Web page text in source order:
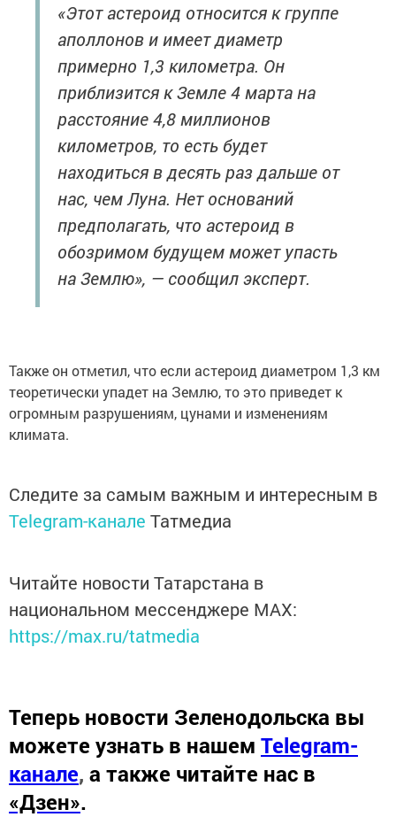
«Этот астероид относится к группе
аполлонов и имеет диаметр
примерно 1,3 километра. Он
приблизится к Земле 4 марта на
расстояние 4,8 миллионов
километров, то есть будет
находиться в десять раз дальше от
нас, чем Луна. Нет оснований
предполагать, что астероид в
обозримом будущем может упасть
на Землю», — сообщил эксперт.
Также он отметил, что если астероид диаметром 1,3 км
теоретически упадет на Землю, то это приведет к
огромным разрушениям, цунами и изменениям
климата.
Следите за самым важным и интересным в
Telegram-канале Татмедиа
Читайте новости Татарстана в
национальном мессенджере MАХ:
https://max.ru/tatmedia
Теперь новости Зеленодольска вы
можете узнать в нашем Telegram-
канале, а также читайте нас в
«Дзен».